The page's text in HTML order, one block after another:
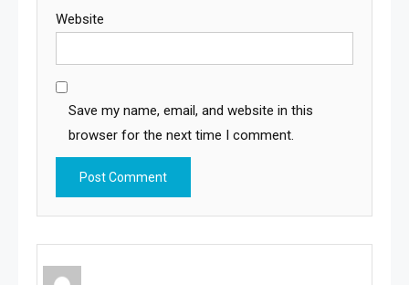
Website
Save my name, email, and website in this
browser for the next time I comment.